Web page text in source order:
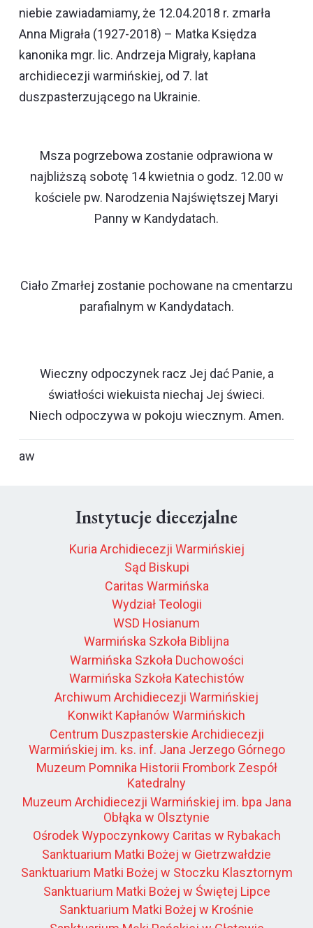
niebie zawiadamiamy, że 12.04.2018 r. zmarła
Anna Migrała (1927-2018) – Matka Księdza
kanonika mgr. lic. Andrzeja Migrały, kapłana
archidiecezji warmińskiej, od 7. lat
duszpasterzującego na Ukrainie.
Msza pogrzebowa zostanie odprawiona w
najbliższą sobotę 14 kwietnia o godz. 12.00 w
kościele pw. Narodzenia Najświętszej Maryi
Panny w Kandydatach.
Ciało Zmarłej zostanie pochowane na cmentarzu
parafialnym w Kandydatach.
Wieczny odpoczynek racz Jej dać Panie, a
światłości wiekuista niechaj Jej świeci.
Niech odpoczywa w pokoju wiecznym. Amen.
aw
Instytucje diecezjalne
Kuria Archidiecezji Warmińskiej
Sąd Biskupi
Caritas Warmińska
Wydział Teologii
WSD Hosianum
Warmińska Szkoła Biblijna
Warmińska Szkoła Duchowości
Warmińska Szkoła Katechistów
Archiwum Archidiecezji Warmińskiej
Konwikt Kapłanów Warmińskich
Centrum Duszpasterskie Archidiecezji
Warmińskiej im. ks. inf. Jana Jerzego Górnego
Muzeum Pomnika Historii Frombork Zespół
Katedralny
Muzeum Archidiecezji Warmińskiej im. bpa Jana
Obłąka w Olsztynie
Ośrodek Wypoczynkowy Caritas w Rybakach
Sanktuarium Matki Bożej w Gietrzwałdzie
Sanktuarium Matki Bożej w Stoczku Klasztornym
Sanktuarium Matki Bożej w Świętej Lipce
Sanktuarium Matki Bożej w Krośnie